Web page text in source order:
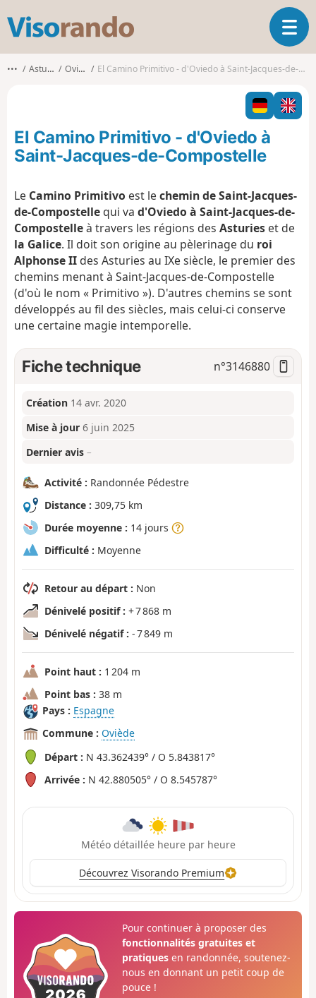
s
o
o
O
u
v
i
r
l
i
g
a
i
••• Asturies Oviède El Camino Primitivo - d'Oviedo à Saint-Jacques-de-Compostelle
El Camino Primitivo - d'Oviedo à
Saint-Jacques-de-Compostelle
Le Camino Primitivo est le chemin de Saint-Jacques-
de-Compostellequi va d'Oviedo à Saint-Jacques-de-
Compostelleà travers les régions des Asturieset de
la Galice. Il doit son origine au pèlerinage du roi
Alphonse IIdes Asturies au IXe siècle, le premier des
chemins menant à Saint-Jacques-de-Compostelle
(d'où le nom « Primitivo »). D'autres chemins se sont
développés au fil des siècles, mais celui-ci conserve
une certaine magie intemporelle.
Fiche technique n°3146880
Création 14 avr. 2020
Mise à jour 6 juin 2025
Dernier avis –
Activité : Randonnée Pédestre
Distance : 309,75 km
Durée moyenne : 14 jours
Difficulté : Moyenne
Retour au départ : Non
Dénivelé positif : + 7 868 m
Dénivelé négatif : - 7 849 m
Point haut : 1 204 m
Point bas : 38 m
Pays : Espagne
Commune : Oviède
Départ : N 43.362439° / O 5.843817°
Arrivée : N 42.880505° / O 8.545787°
Météo détaillée heure par heure
Découvrez Visorando Premium
Pour continuer à proposer des
fonctionnalités gratuites et
pratiquesen randonnée, soutenez-
nous en donnant un petit coup de
pouce !